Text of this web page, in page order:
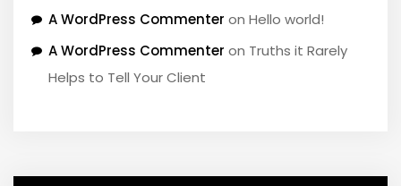
A WordPress Commenter on Hello world!
A WordPress Commenter on Truths it Rarely
Helps to Tell Your Client